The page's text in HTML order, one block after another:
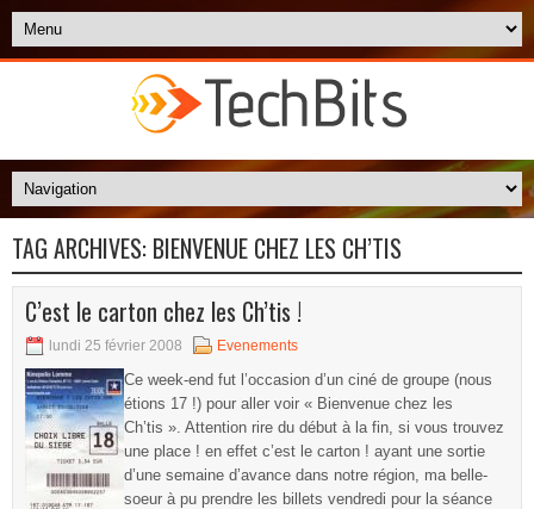
TAG ARCHIVES: BIENVENUE CHEZ LES CH’TIS
C’est le carton chez les Ch’tis !
lundi 25 février 2008 Evenements
Ce week-end fut l’occasion d’un ciné de groupe (nous
étions 17 !) pour aller voir « Bienvenue chez les
Ch’tis ». Attention rire du début à la fin, si vous trouvez
une place ! en effet c’est le carton ! ayant une sortie
d’une semaine d’avance dans notre région, ma belle-
soeur à pu prendre les billets vendredi pour la séance